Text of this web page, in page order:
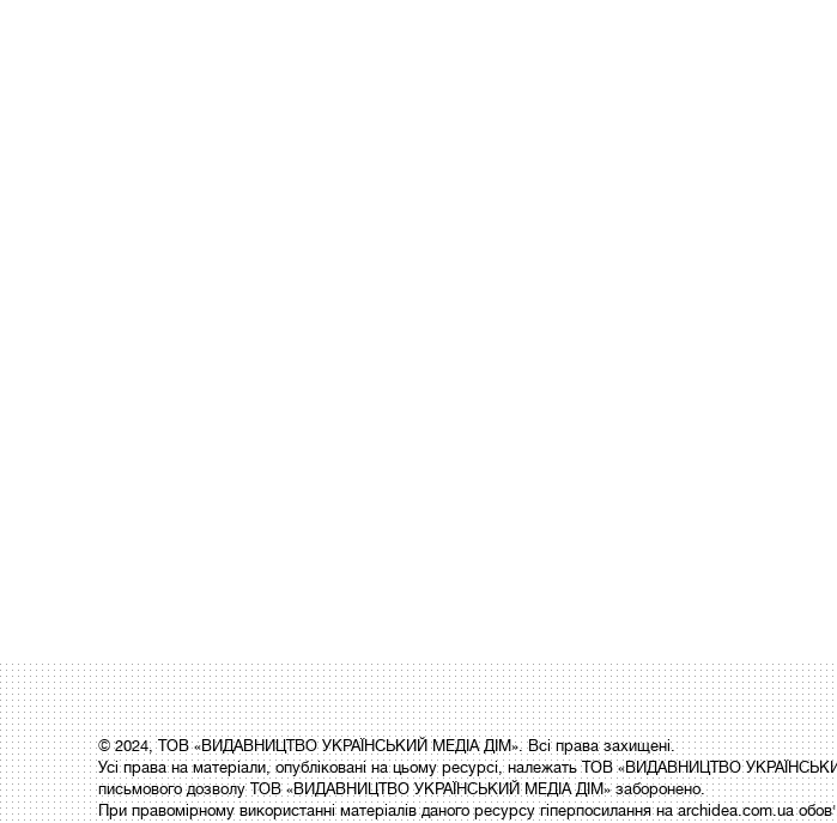
© 2024, ТОВ «ВИДАВНИЦТВО УКРАЇНСЬКИЙ МЕДІА ДІМ». Всі права захищені.
Усі права на матеріали, опубліковані на цьому ресурсі, належать ТОВ «ВИДАВНИЦТВО
письмового дозволу ТОВ «ВИДАВНИЦТВО УКРАЇНСЬКИЙ МЕДІА ДІМ» заборонено.
При правомірному використанні матеріалів даного ресурсу гіперпосилання на archidea.com.ua